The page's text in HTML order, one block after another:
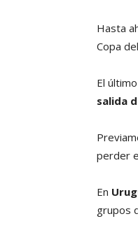
Hasta
Copa
El
salida
perder
En
grupos